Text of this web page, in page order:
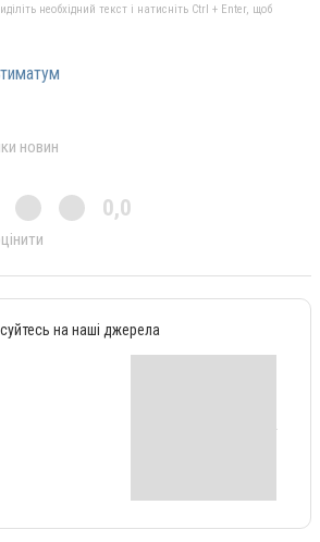
необхідний текст і натисніть Ctrl + Enter, щоб
новин
0,0
на наші джерела